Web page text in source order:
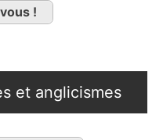
!
et anglicismes